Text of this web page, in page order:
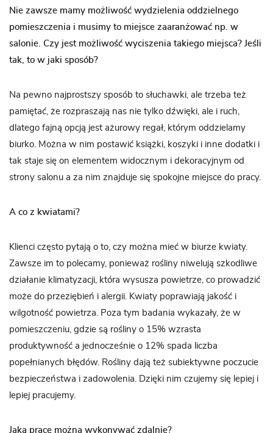
Nie zawsze mamy możliwość wydzielenia oddzielnego
pomieszczenia i musimy to miejsce zaaranżować np. w
salonie. Czy jest możliwość wyciszenia takiego miejsca? Jeśli
tak, to w jaki sposób?
Na pewno najprostszy sposób to słuchawki, ale trzeba też
pamiętać, że rozpraszają nas nie tylko dźwięki, ale i ruch,
dlatego fajną opcją jest ażurowy regał, którym oddzielamy
biurko. Można w nim postawić książki, koszyki i inne dodatki i
tak staje się on elementem widocznym i dekoracyjnym od
strony salonu a za nim znajduje się spokojne miejsce do pracy.
A co z kwiatami?
Klienci często pytają o to, czy można mieć w biurze kwiaty.
Zawsze im to polecamy, ponieważ rośliny niwelują szkodliwe
działanie klimatyzacji, która wysusza powietrze, co prowadzić
może do przeziębień i alergii. Kwiaty poprawiają jakość i
wilgotność powietrza. Poza tym badania wykazały, że w
pomieszczeniu, gdzie są rośliny o 15% wzrasta
produktywność a jednocześnie o 12% spada liczba
popełnianych błędów. Rośliny dają też subiektywne poczucie
bezpieczeństwa i zadowolenia. Dzięki nim czujemy się lepiej i
lepiej pracujemy.
Jaką pracę można wykonywać zdalnie?